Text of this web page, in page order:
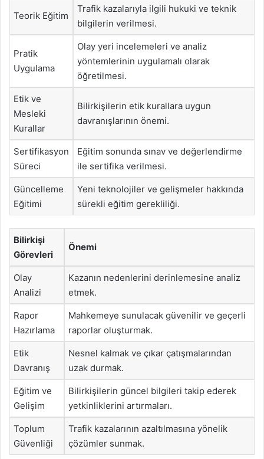
Teorik Eğitim
Trafik kazalarıyla ilgili hukuki ve teknik
bilgilerin verilmesi.
Pratik
Uygulama
Olay yeri incelemeleri ve analiz
yöntemlerinin uygulamalı olarak
öğretilmesi.
Etik ve
Mesleki
Kurallar
Bilirkişilerin etik kurallara uygun
davranışlarının önemi.
Sertifikasyon
Süreci
Eğitim sonunda sınav ve değerlendirme
ile sertifika verilmesi.
Güncelleme
Eğitimi
Yeni teknolojiler ve gelişmeler hakkında
sürekli eğitim gerekliliği.
Bilirkişi
Görevleri
Önemi
Olay
Analizi
Kazanın nedenlerini derinlemesine analiz
etmek.
Rapor
Hazırlama
Mahkemeye sunulacak güvenilir ve geçerli
raporlar oluşturmak.
Etik
Davranış
Nesnel kalmak ve çıkar çatışmalarından
uzak durmak.
Eğitim ve
Gelişim
Bilirkişilerin güncel bilgileri takip ederek
yetkinliklerini artırmaları.
Toplum
Güvenliği
Trafik kazalarının azaltılmasına yönelik
çözümler sunmak.